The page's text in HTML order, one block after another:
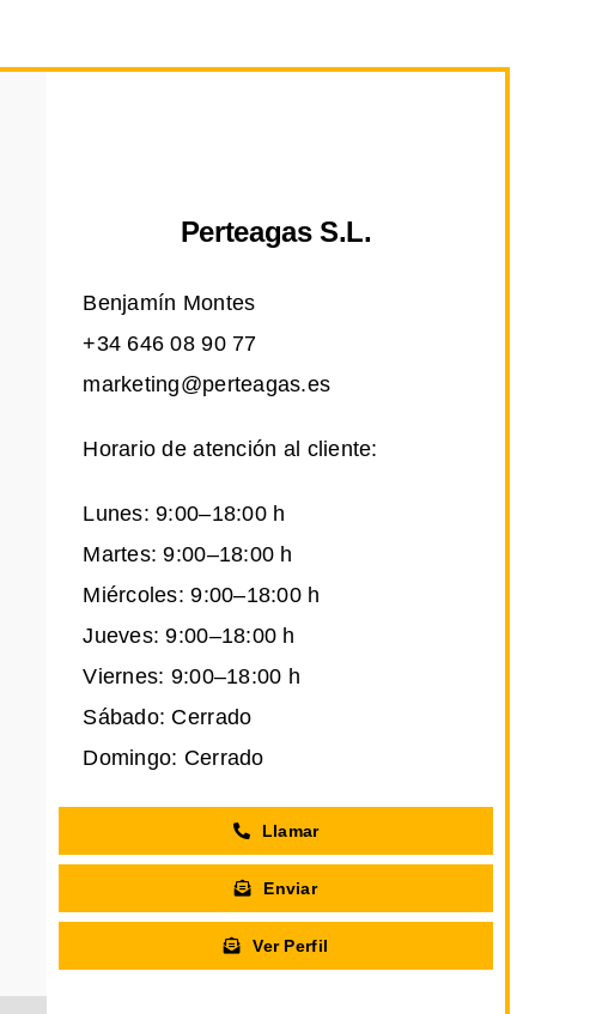
Perteagas S.L.
Benjamín Montes
+34 646 08 90 77
marketing@perteagas.es
Horario de atención al cliente:
Lunes: 9:00–18:00 h
Martes: 9:00–18:00 h
Miércoles: 9:00–18:00 h
Jueves: 9:00–18:00 h
Viernes: 9:00–18:00 h
Sábado: Cerrado
Domingo: Cerrado
Llamar
Enviar
Ver Perfil